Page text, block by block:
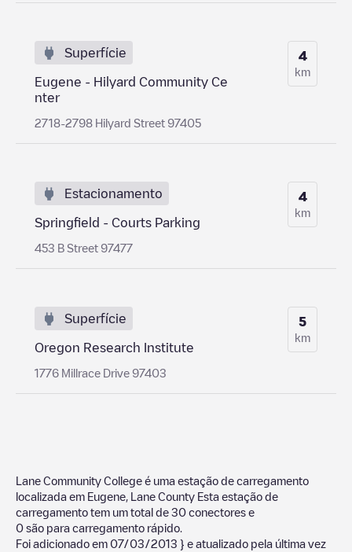
Superfície
Eugene - Hilyard Community Ce
nter
2718-2798 Hilyard Street 97405
4
km
Estacionamento
Springfield - Courts Parking
453 B Street 97477
4
km
Superfície
Oregon Research Institute
1776 Millrace Drive 97403
5
km
Lane Community College é uma estação de carregamento
localizada em Eugene Lane County Esta estação de
carregamento tem um total de 30 conectores e
0 são para carregamento rápido.
Foi adicionado em 07/03/2013 } e atualizado pela última vez